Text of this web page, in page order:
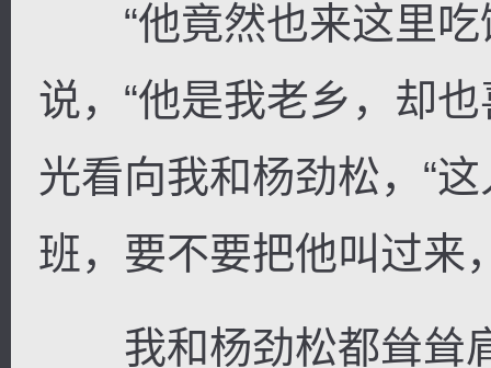
“他竟然也来这里吃
说，“他是我老乡，却
光看向我和杨劲松，“
班，要不要把他叫过来
我和杨劲松都耸耸肩